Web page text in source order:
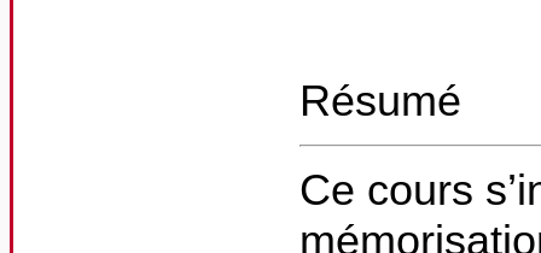
Résumé
Ce cours